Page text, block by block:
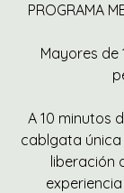
PROGRAMA
Mayores de
A 10 minutos
cablgata
liberación